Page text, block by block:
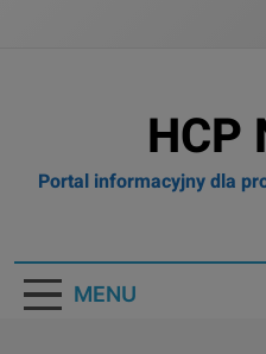
HCP
Portal informacyjny dla
MENU